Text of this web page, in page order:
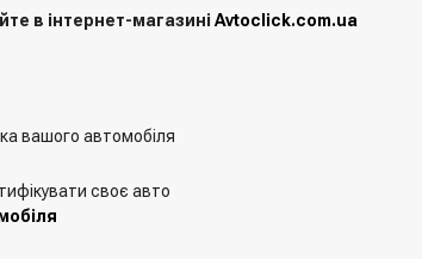
в інтернет-магазині Avtoclick.com.ua
вашого автомобіля
своє авто